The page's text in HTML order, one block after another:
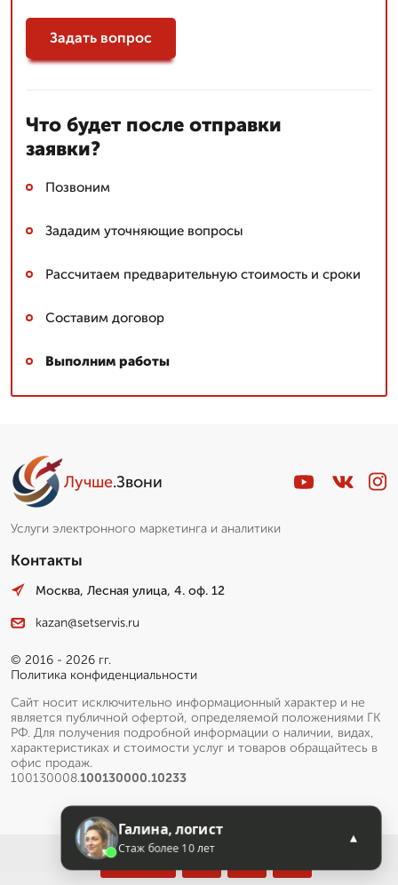
Задать вопрос
Что будет после отправки
заявки?
Позвоним
Зададим уточняющие вопросы
Рассчитаем предварительную стоимость и сроки
Составим договор
Выполним работы
Лучше.Звони
Услуги электронного маркетинга и аналитики
Контакты
Москва, Лесная улица, 4. оф. 12
kazan@setservis.ru
© 2016 - 2026 гг.
Политика конфиденциальности
Сайт носит исключительно информационный характер и не
является публичной офертой, определяемой положениями ГК
РФ. Для получения подробной информации о наличии, видах,
характеристиках и стоимости услуг и товаров обращайтесь в
офис продаж.
100130008.100130000.10233
Галина, логист
Стаж более 10 лет
▲